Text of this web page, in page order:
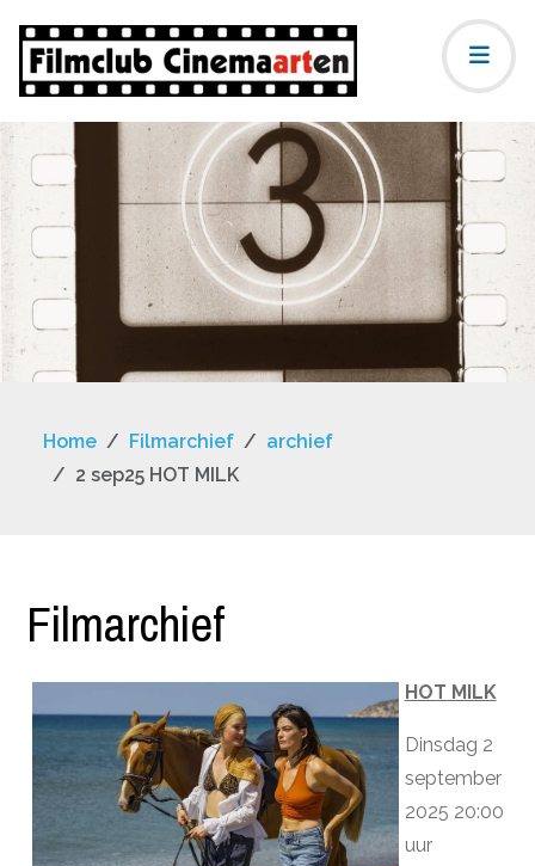
Home Filmarchief
archief
2 sep25 HOT MILK
Filmarchief
HOT MILK
Dinsdag 2
september
2025 20:00
uur